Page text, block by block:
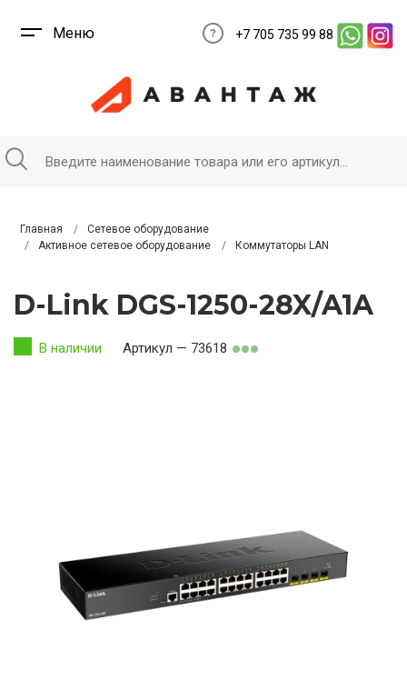
Меню +7 705 735 99 88
Главная
Сетевое оборудование
Активное сетевое оборудование
Коммутаторы LAN
D-Link DGS-1250-28X/A1A
В наличии Артикул — 73618